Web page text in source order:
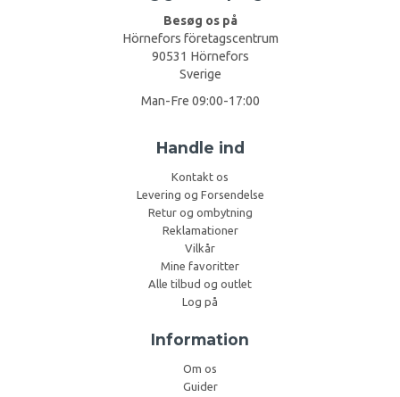
Besøg os på
Hörnefors företagscentrum
90531 Hörnefors
Sverige
Man-Fre 09:00-17:00
Handle ind
Kontakt os
Levering og Forsendelse
Retur og ombytning
Reklamationer
Vilkår
Mine favoritter
Alle tilbud og outlet
Log på
Information
Om os
Guider